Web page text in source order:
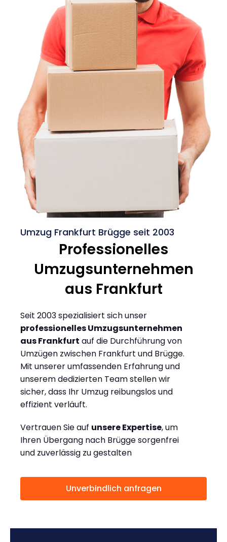
Umzug Frankfurt Brügge seit 2003
Professionelles
Umzugsunternehmen
aus Frankfurt
Seit 2003 spezialisiert sich unser
professionelles Umzugsunternehmen
aus Frankfurt auf die Durchführung von
Umzügen zwischen Frankfurt und Brügge.
Mit unserer umfassenden Erfahrung und
unserem dedizierten Team stellen wir
sicher, dass Ihr Umzug reibungslos und
effizient verläuft.
Vertrauen Sie auf unsere Expertise, um
Ihren Übergang nach Brügge sorgenfrei
und zuverlässig zu gestalten
Unverbindlich anfragen